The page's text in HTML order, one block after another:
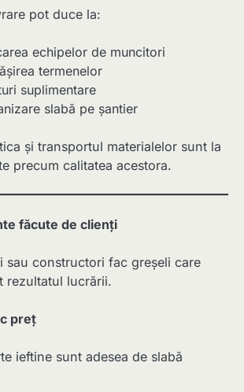
pot duce la:
echipelor de muncitori
termenelor
suplimentare
slabă pe șantier
și transportul materialelor sunt la
precum calitatea acestora.
făcute de clienți
sau constructori fac greșeli care
rezultatul lucrării.
preț
ieftine sunt adesea de slabă